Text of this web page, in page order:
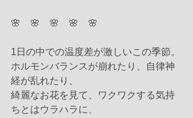
🌸　🌸　🌸　🌸　🌸
1日の中での温度差が激しいこの季節。
ホルモンバランスが崩れたり、自律神
経が乱れたり、
綺麗なお花を見て、ワクワクする気持
ちとはウラハラに、